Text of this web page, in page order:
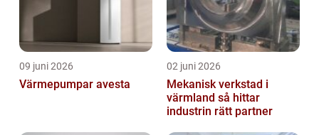
09 juni 2026
Värmepumpar avesta
02 juni 2026
Mekanisk verkstad i
värmland så hittar
industrin rätt partner